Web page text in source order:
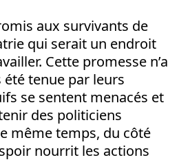
aux survivants de
qui serait un endroit
Cette promesse n’a
tenue par leurs
se sentent menacés et
des politiciens
même temps, du côté
nourrit les actions